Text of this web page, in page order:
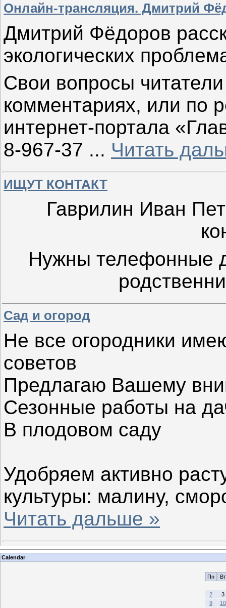
Онлайн-трансляция. Дмитрий
Дмитрий Фёдоров
экологических
Свои вопросы
комментариях, или по
интернет-портала
8-967-37 ... Читать
ИЩУТ КОНТАКТ
Гаврилин Иван
Нужны телефонные
Сад и огород
Не все огородники
советов
Предлагаю Вашему
Сезонные работы на
В плодовом саду
Удобряем активно
культуры: малину,
Читать дальше »
Calendar
Пн Вт
2
3
9
10